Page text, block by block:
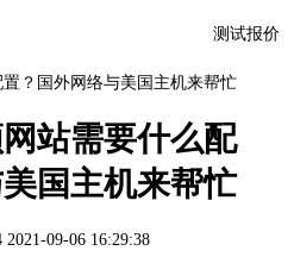
测试报价
？国外网络与美国主机来帮忙
站需要什么配
国主机来帮忙
2021-09-06 16:29:38